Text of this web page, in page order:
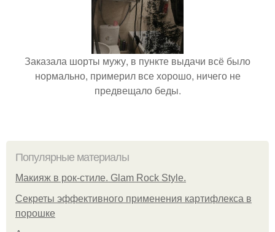
Заказала шорты мужу, в пункте выдачи всё было
нормально, примерил все хорошо, ничего не
предвещало беды.
Популярные материалы
Макияж в рок-стиле. Glam Rock Style.
Секреты эффективного применения картифлекса в
порошке